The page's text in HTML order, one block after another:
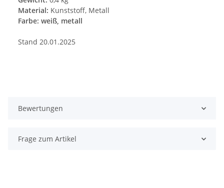
Material: Kunststoff, Metall
Farbe: weiß, metall
Stand 20.01.2025
Bewertungen
Frage zum Artikel